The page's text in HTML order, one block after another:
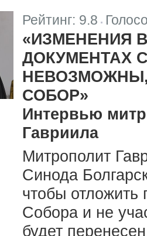
Рейтинг: 9.8
«ИЗМЕНЕНИЯ
ДОКУМЕНТАХ
СОБОР»
Интервью
Гавриила
Митрополит
Синода
чтобы отложить
Собора и не
будет